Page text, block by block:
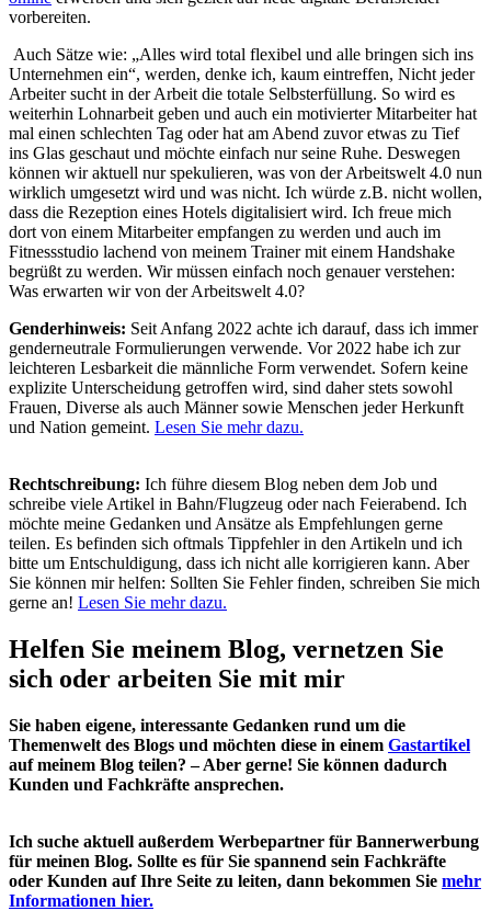
vorbereiten.
Auch Sätze wie: „Alles wird total flexibel und alle bringen sich ins
Unternehmen ein“, werden, denke ich, kaum eintreffen, Nicht jeder
Arbeiter sucht in der Arbeit die totale Selbsterfüllung. So wird es
weiterhin Lohnarbeit geben und auch ein motivierter Mitarbeiter hat
mal einen schlechten Tag oder hat am Abend zuvor etwas zu Tief
ins Glas geschaut und möchte einfach nur seine Ruhe. Deswegen
können wir aktuell nur spekulieren, was von der Arbeitswelt 4.0 nun
wirklich umgesetzt wird und was nicht. Ich würde z.B. nicht wollen,
dass die Rezeption eines Hotels digitalisiert wird. Ich freue mich
dort von einem Mitarbeiter empfangen zu werden und auch im
Fitnessstudio lachend von meinem Trainer mit einem Handshake
begrüßt zu werden. Wir müssen einfach noch genauer verstehen:
Was erwarten wir von der Arbeitswelt 4.0?
Genderhinweis: Seit Anfang 2022 achte ich darauf, dass ich immer
genderneutrale Formulierungen verwende. Vor 2022 habe ich zur
leichteren Lesbarkeit die männliche Form verwendet. Sofern keine
explizite Unterscheidung getroffen wird, sind daher stets sowohl
Frauen, Diverse als auch Männer sowie Menschen jeder Herkunft
und Nation gemeint. Lesen Sie mehr dazu.
Rechtschreibung: Ich führe diesem Blog neben dem Job und
schreibe viele Artikel in Bahn/Flugzeug oder nach Feierabend. Ich
möchte meine Gedanken und Ansätze als Empfehlungen gerne
teilen. Es befinden sich oftmals Tippfehler in den Artikeln und ich
bitte um Entschuldigung, dass ich nicht alle korrigieren kann. Aber
Sie können mir helfen: Sollten Sie Fehler finden, schreiben Sie mich
gerne an! Lesen Sie mehr dazu.
Helfen Sie meinem Blog, vernetzen Sie
sich oder arbeiten Sie mit mir
Sie haben eigene, interessante Gedanken rund um die
Themenwelt des Blogs und möchten diese in einem Gastartikel
auf meinem Blog teilen? – Aber gerne! Sie können dadurch
Kunden und Fachkräfte ansprechen.
Ich suche aktuell außerdem Werbepartner für Bannerwerbung
für meinen Blog. Sollte es für Sie spannend sein Fachkräfte
oder Kunden auf Ihre Seite zu leiten, dann bekommen Sie mehr
Informationen hier.